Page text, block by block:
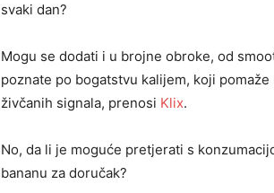
svaki dan?
Mogu se dodati i u brojne obroke, od
poznate po bogatstvu kalijem, koji
živčanih signala, prenosi Klix.
No, da li je moguće pretjerati s
bananu za doručak?